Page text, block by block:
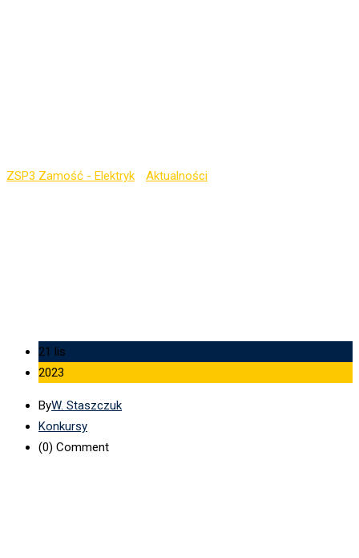
ZSP3 Zamość - Elektryk Aktualności
21 lis
2023
ByW. Staszczuk
Konkursy
(0) Comment